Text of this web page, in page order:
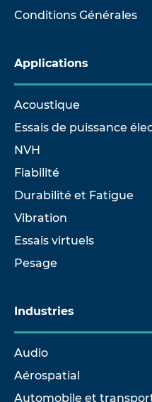
Conditions Générales
Applications
Acoustique
Essais de puissance
NVH
Fiabilité
Durabilité et Fatigue
Vibration
Essais virtuels
Pesage
Industries
Audio
Aérospatial
Automobile et